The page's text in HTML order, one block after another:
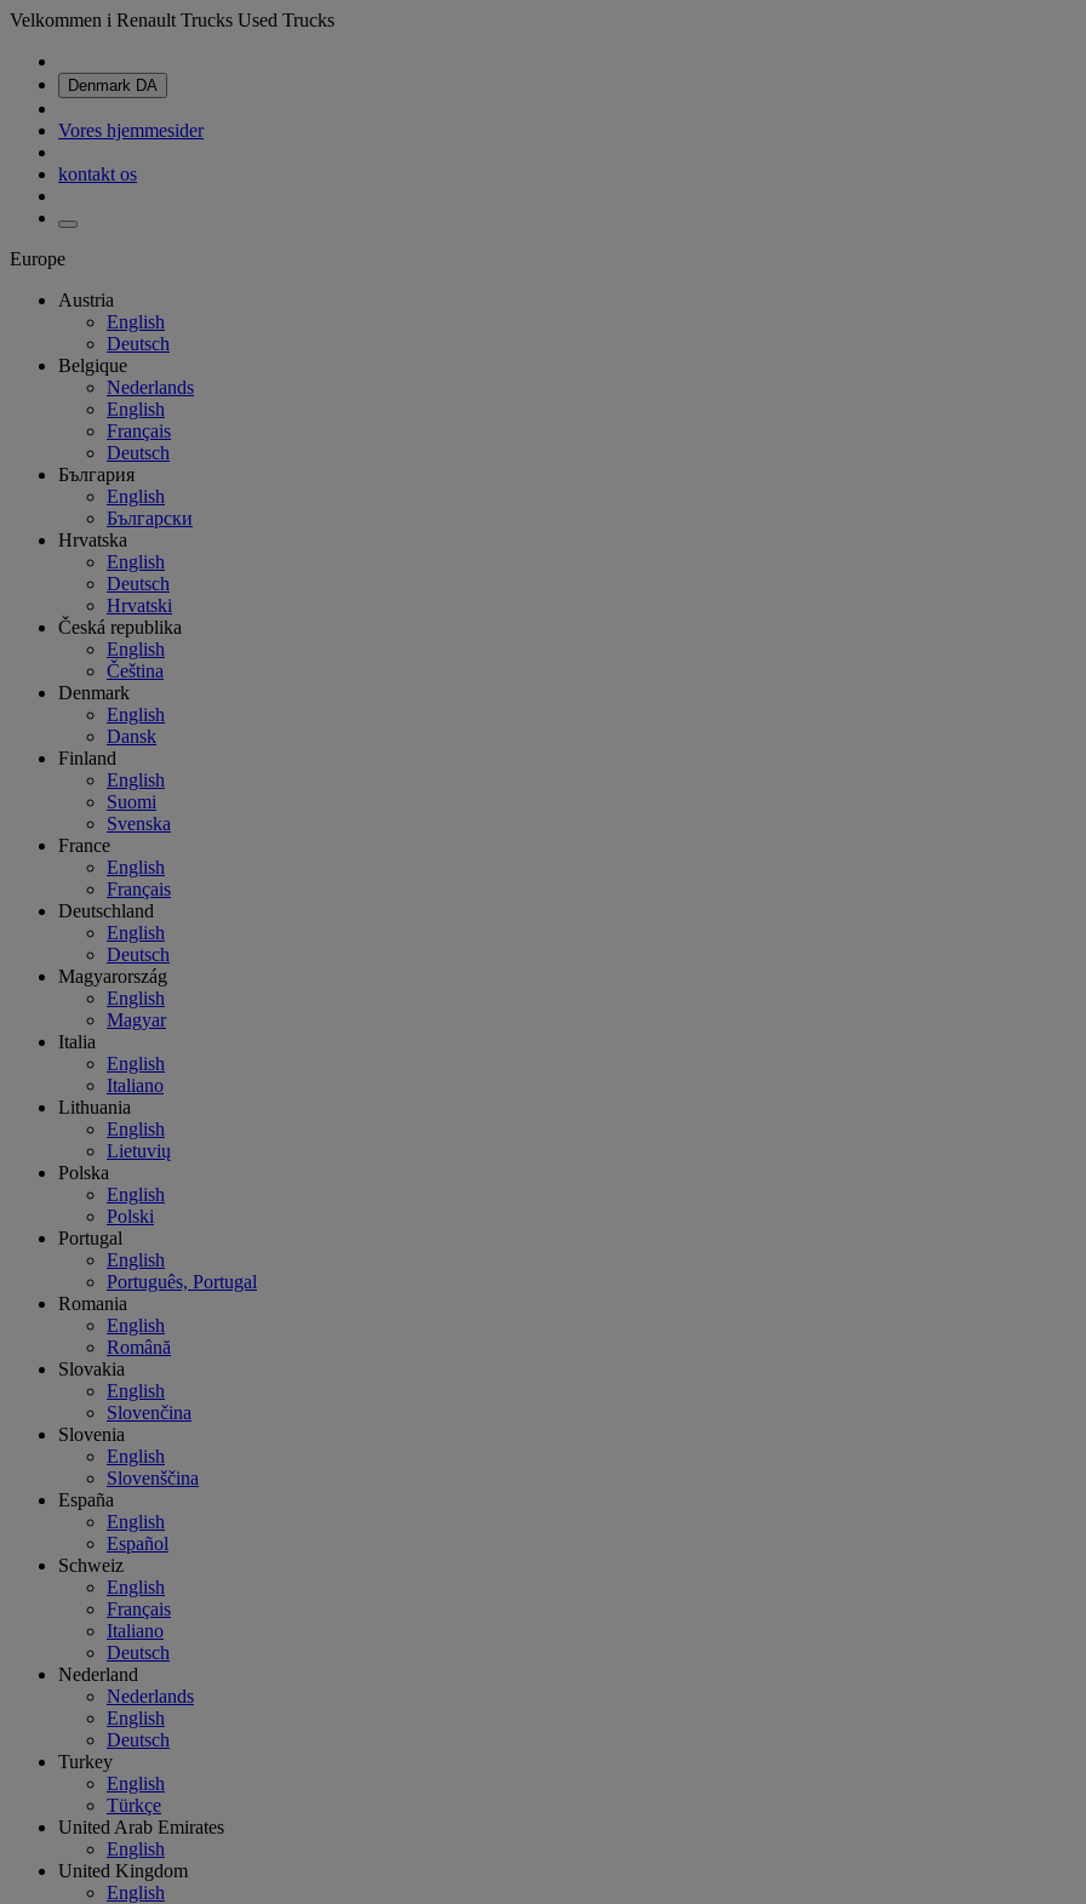
Velkommen i Renault Trucks Used Trucks
Denmark DA
Vores hjemmesider
kontakt os
Europe
Austria
English
Deutsch
Belgique
Nederlands
English
Français
Deutsch
България
English
Български
Hrvatska
English
Deutsch
Hrvatski
Česká republika
English
Čeština
Denmark
English
Dansk
Finland
English
Suomi
Svenska
France
English
Français
Deutschland
English
Deutsch
Magyarország
English
Magyar
Italia
English
Italiano
Lithuania
English
Lietuvių
Polska
English
Polski
Portugal
English
Português, Portugal
Romania
English
Română
Slovakia
English
Slovenčina
Slovenia
English
Slovenščina
España
English
Español
Schweiz
English
Français
Italiano
Deutsch
Nederland
Nederlands
English
Deutsch
Turkey
English
Türkçe
United Arab Emirates
English
United Kingdom
English